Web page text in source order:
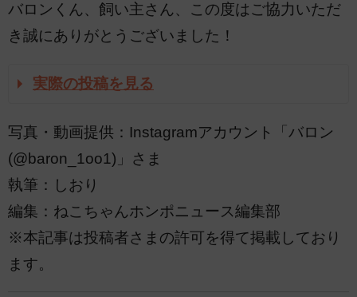
バロンくん、飼い主さん、この度はご協力いただ
き誠にありがとうございました！
実際の投稿を見る
写真・動画提供：Instagramアカウント「バロン
(@baron_1oo1)」さま
執筆：しおり
編集：ねこちゃんホンポニュース編集部
※本記事は投稿者さまの許可を得て掲載しており
ます。